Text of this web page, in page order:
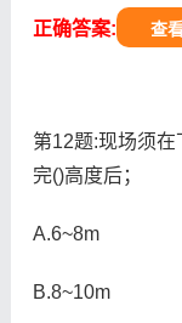
正确答案: 查
第12题:现场须
完()高度后；
A.6~8m
B.8~10m